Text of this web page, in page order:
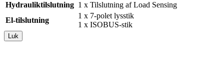
Hydrauliktilslutning 1 x Tilslutning af Load Sensing
El-tilslutning
1 x 7-polet lysstik
1 x ISOBUS-stik
Luk